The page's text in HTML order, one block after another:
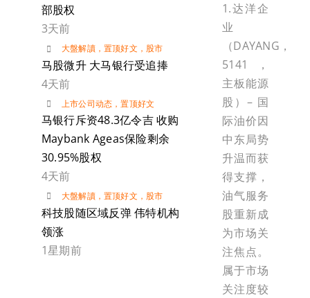
部股权
3天前
大盤解讀， 置顶好文 ，股市
马股微升 大马银行受追捧
4天前
上市公司动态 ，置顶好文
马银行斥资48.3亿令吉 收购
Maybank Ageas保险剩余
30.95%股权
4天前
大盤解讀， 置顶好文 ， 股市
科技股随区域反弹 伟特机构
领涨
1星期前
1.达洋企
业
（DAYANG，
5141，
主板能源
股）– 国
际油价因
中东局势
升温而获
得支撑，
油气服务
股重新成
为市场关
注焦点。
属于市场
关注度较